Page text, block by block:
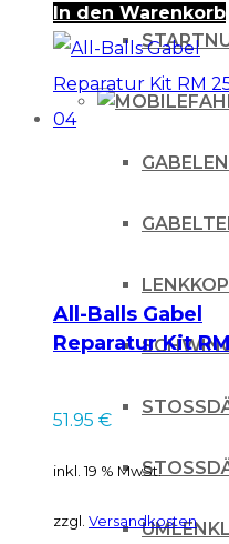
In den Warenkorb
All-Balls Gabel
Reparatur Kit
51.95 €
inkl. 19 % MwSt.
zzgl. Versandkosten